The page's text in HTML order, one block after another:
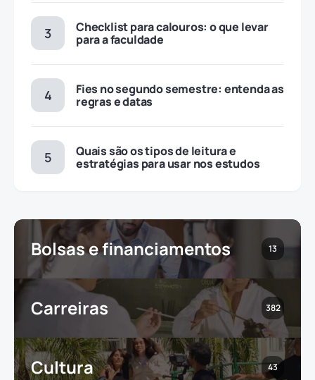
Checklist para calouros: o que levar
para a faculdade
Fies no segundo semestre: entenda as
regras e datas
Quais são os tipos de leitura e
estratégias para usar nos estudos
Bolsas e financiamentos 13
Carreiras 382
Cultura 43